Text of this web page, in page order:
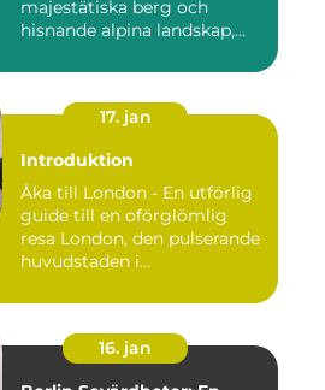
majestätiska berg och
hisnande alpina landskap,
17. jan
Introduktion
Åka till London - En utförlig
guide till en oförglömlig
resa London, den pulserande
huvudstaden i...
16. jan